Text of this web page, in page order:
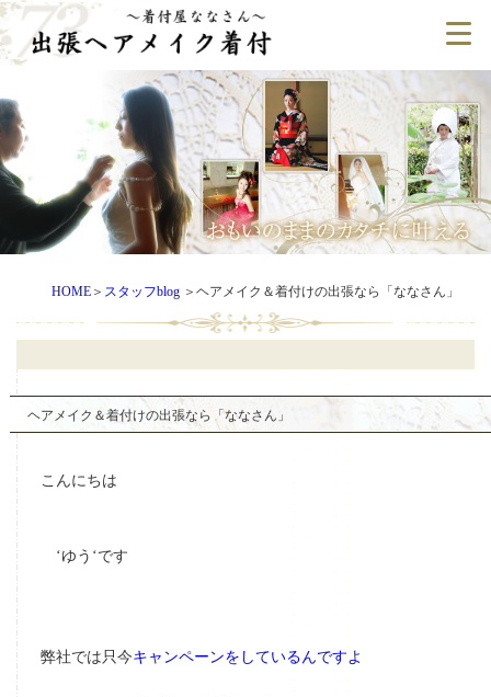
HOME ＞ スタッフblog ＞ ヘアメイク＆着付けの出張なら「ななさん」
ヘアメイク＆着付けの出張なら「ななさん」
こんにちは
‘ゆう‘です
弊社では只今キャンペーンをしているんですよ